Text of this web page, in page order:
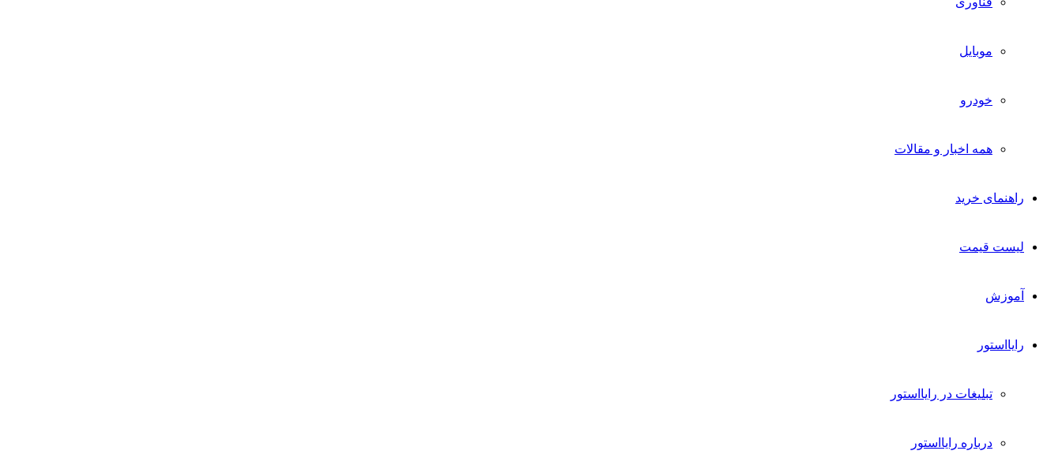
موبایل
خودرو
همه اخبار و مقالات
راهنمای خرید
لیست قیمت
آموزش
رایااستور
تبلیغات در رایااستور
درباره رایااستور